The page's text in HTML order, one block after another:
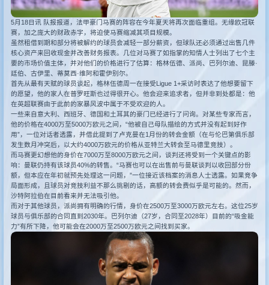
其他赛事
5月18日讯 队报报道，法甲豪门马赛的阵容在今年夏天将再次面临重组。无缘欧冠联
赛，加之庞大的财政赤字，将迫使马赛缩减其项目规模。
虽然租借到期和部分将被解约的球员会减轻一部分薪资，但球队还必须通过出售几件
核心资产来回收现金并改善财务报表。几位对马赛了如指掌的知情人士列出了七个主
要的市场价值主体，并对他们的价格进行了估算：格林伍德、派尚、巴列尔迪、昆滕·
廷伯、古伊里、蒂莫西·维阿和霍伊别尔。
首先从最有天赋的球员谈起，格林伍德周一在接受Ligue 1+采访时表达了他想要留下
的愿望，他的家人在普罗旺斯也过得很开心。他会迎来追求者，但并非到处都是：他
在英超联赛由于此前的家暴风波中属于不受欢迎的人。
一些来自意大利、西班牙、德国和土耳其的豪门已经进行了问询。 对某些专家而言，
他的价格在4000万至5000万欧元之间，“他被自己母队描绘的方式并没有起到好作
用”， 一位对话者透露，并借此提到了卢克曼在1月份的转会金额（在与伦巴第俱乐部
发生数月冲突后，以大约4000万欧元的价格从亚特兰大转会至马德里竞技）。
而马赛更幻想他的身价在7000万至8000万欧元之间，谈判还将受到一个关键点的影
响：曼联仍持有该球员40%的转售。 “马赛也可以在出售前与曼联谈判以收回部分份
额，但本应在年初就预先处理这一问题，”一位接近该档案的消息人士透露。 如果竞争
局面形成，且球员对竞技利益不那么挑剔的话，高额的转会费似乎是可能的。然而，
沙特阿拉伯在目前看来并无法吸引他。
而对于其他球员，派尚拥有明确的行情，身价在2500万至3000万欧元左右。这位25岁
球员与俱乐部的合同直到2030年。巴列尔迪（27岁，合同至2028年）目前的“吸金能
力”有所下降，他可能会在2000万至2500万欧元之间找到买家。